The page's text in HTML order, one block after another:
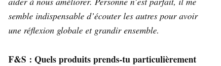
semble indispensable d’écouter les autres pour avoir
une réflexion globale et grandir ensemble.
F&S : Quels produits prends-tu particulièrement